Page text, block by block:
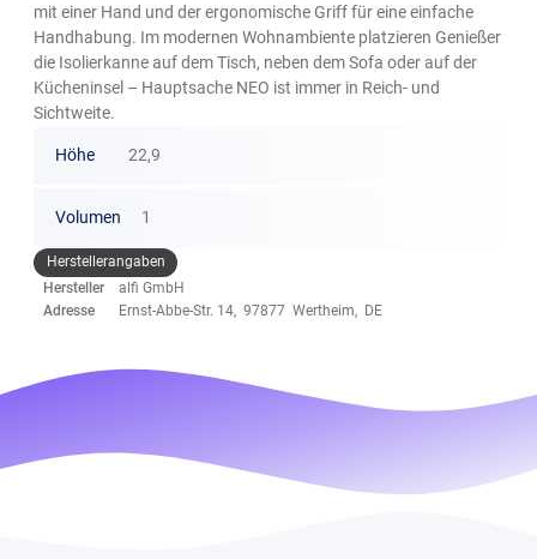
mit einer Hand und der ergonomische Griff für eine einfache
Handhabung. Im modernen Wohnambiente platzieren Genießer
die Isolierkanne auf dem Tisch, neben dem Sofa oder auf der
Kücheninsel – Hauptsache NEO ist immer in Reich- und
Sichtweite.
Höhe 22,9
Volumen 1
Herstellerangaben
Hersteller
alfi GmbH
Adresse
Ernst-Abbe-Str. 14, 97877 Wertheim, DE